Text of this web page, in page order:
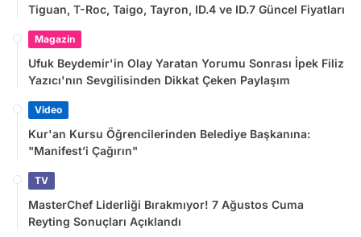
Tiguan, T-Roc, Taigo, Tayron, ID.4 ve ID.7 Güncel Fiyatları
Magazin
Ufuk Beydemir'in Olay Yaratan Yorumu Sonrası İpek Filiz
Yazıcı'nın Sevgilisinden Dikkat Çeken Paylaşım
Video
Kur'an Kursu Öğrencilerinden Belediye Başkanına:
"Manifest’i Çağırın"
TV
MasterChef Liderliği Bırakmıyor! 7 Ağustos Cuma
Reyting Sonuçları Açıklandı